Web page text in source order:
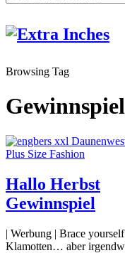
Browsing Tag
Gewinnspiel
Plus Size Fashion
Hallo Herbst
Gewinnspiel
| Werbung | Brace
Klamotten… aber